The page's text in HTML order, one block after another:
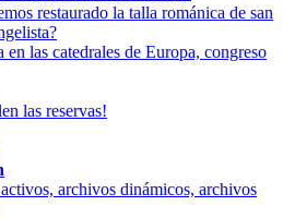
restaurado la talla románica de san
en las catedrales de Europa, congreso
las reservas!
archivos dinámicos, archivos